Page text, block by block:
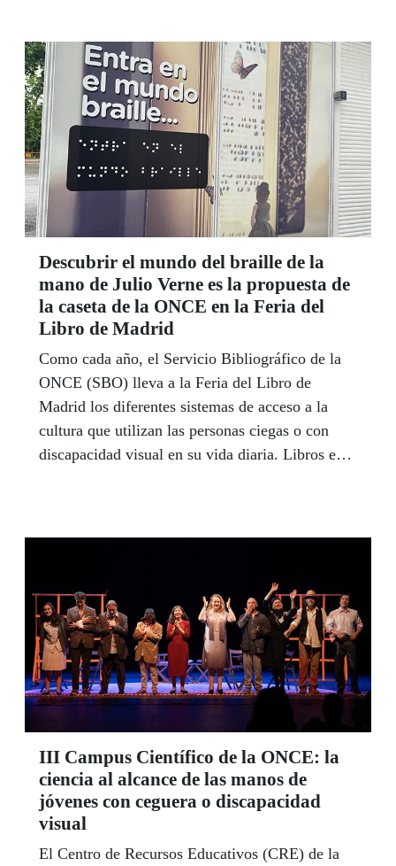
participa activamente desde su propia caseta.
Descubrir el mundo del braille de la
mano de Julio Verne es la propuesta de
la caseta de la ONCE en la Feria del
Libro de Madrid
Como cada año, el Servicio Bibliográfico de la
ONCE (SBO) lleva a la Feria del Libro de
Madrid los diferentes sistemas de acceso a la
cultura que utilizan las personas ciegas o con
discapacidad visual en su vida diaria. Libros en
III Campus Científico de la ONCE: la
ciencia al alcance de las manos de
jóvenes con ceguera o discapacidad
visual
El Centro de Recursos Educativos (CRE) de la